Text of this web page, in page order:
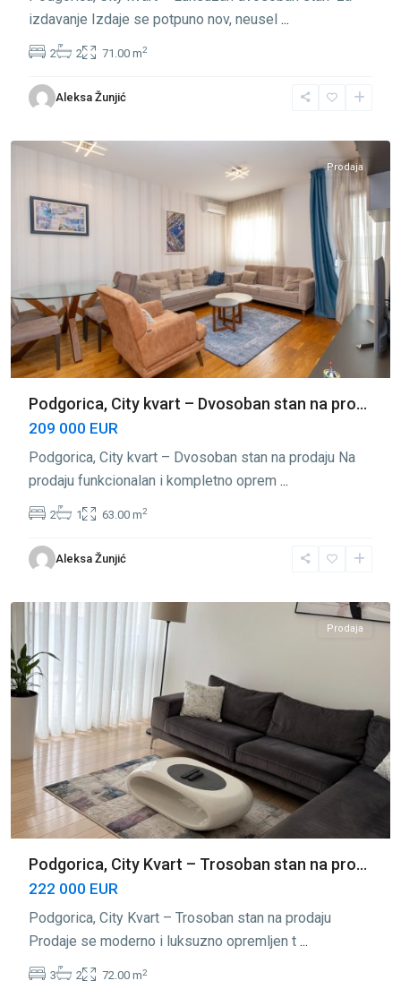
izdavanje Izdaje se potpuno nov, neusel ...
2 2 71.00 m2
Aleksa Žunjić
City
Kvart,
Prodaja
Podgorica, City kvart – Dvosoban stan na pro...
209 000 EUR
Podgorica, City kvart – Dvosoban stan na prodaju Na
prodaju funkcionalan i kompletno oprem ...
2 1 63.00 m2
Aleksa Žunjić
City
Kvart,
Prodaja
Podgorica, City Kvart – Trosoban stan na pro...
222 000 EUR
Podgorica, City Kvart – Trosoban stan na prodaju
Prodaje se moderno i luksuzno opremljen t ...
3 2 72.00 m2